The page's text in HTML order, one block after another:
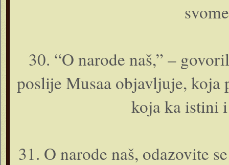
30. “O narode naš,” –
poslije Musaa objavljuje,
koja ka istini
31. O narode naš, odazovite